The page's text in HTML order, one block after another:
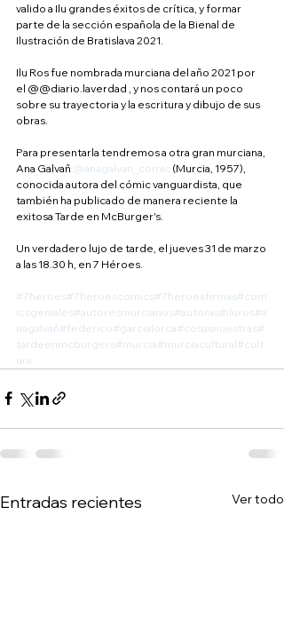
valido a Ilu grandes éxitos de crítica, y formar
parte de la sección española de la Bienal de
Ilustración de Bratislava 2021.
Ilu Ros fue nombrada murciana del año 2021 por
el @@diario.laverdad , y nos contará un poco
sobre su trayectoria y la escritura y dibujo de sus
obras.
Para presentarla tendremos a otra gran murciana,
Ana Galvañ @anagalvan_comic (Murcia, 1957),
conocida autora del cómic vanguardista, que
también ha publicado de manera reciente la
exitosa Tarde en McBurger's.
Un verdadero lujo de tarde, el jueves 31 de marzo
a las 18.30 h, en 7 Héroes.
#7heroes#7heroescomics#7heroesfirmas#com
icsgeniales#autoresmurcianos#autoras#iluros#a
nagalvañ#federico#garcialorca#cosasnuestras#
tardeenmcburgers#murcia#murciacultural#cult
ura
Entradas recientes Ver todo